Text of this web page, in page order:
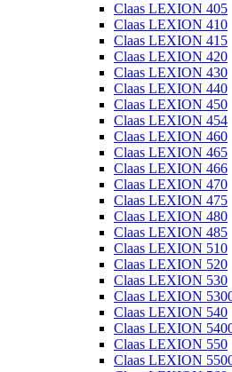
Claas LEXION 405
Claas LEXION 410
Claas LEXION 415
Claas LEXION 420
Claas LEXION 430
Claas LEXION 440
Claas LEXION 450
Claas LEXION 454
Claas LEXION 460
Claas LEXION 465
Claas LEXION 466
Claas LEXION 470
Claas LEXION 475
Claas LEXION 480
Claas LEXION 485
Claas LEXION 510
Claas LEXION 520
Claas LEXION 530
Claas LEXION
Claas LEXION 540
Claas LEXION
Claas LEXION 550
Claas LEXION